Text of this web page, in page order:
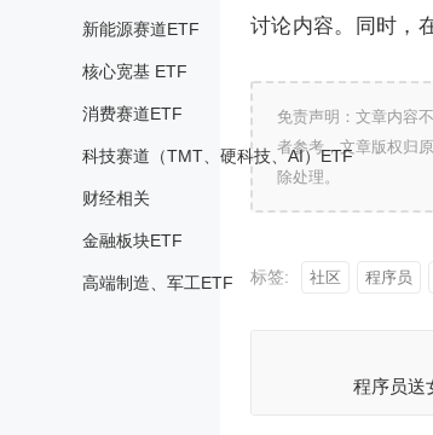
新能源赛道ETF
核心宽基 ETF
消费赛道ETF
科技赛道（TMT、硬科技、AI）ETF
财经相关
金融板块ETF
高端制造、军工ETF
讨论内容。同时，
免责声明：文章内容
者参考，文章版权归
除处理。
标签: 社区 程序员
程序员送